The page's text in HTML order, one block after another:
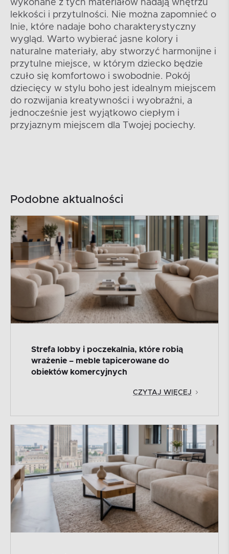
wykonane z tych materiałów nadają wnętrzu
lekkości i przytulności. Nie można zapomnieć o
lnie, które nadaje boho charakterystyczny
wygląd. Warto wybierać jasne kolory i
naturalne materiały, aby stworzyć harmonijne i
przytulne miejsce, w którym dziecko będzie
czuło się komfortowo i swobodnie. Pokój
dziecięcy w stylu boho jest idealnym miejscem
do rozwijania kreatywności i wyobraźni, a
jednocześnie jest wyjątkowo ciepłym i
przyjaznym miejscem dla Twojej pociechy.
Podobne aktualności
Strefa lobby i poczekalnia, które robią
wrażenie – meble tapicerowane do
obiektów komercyjnych
CZYTAJ WIĘCEJ